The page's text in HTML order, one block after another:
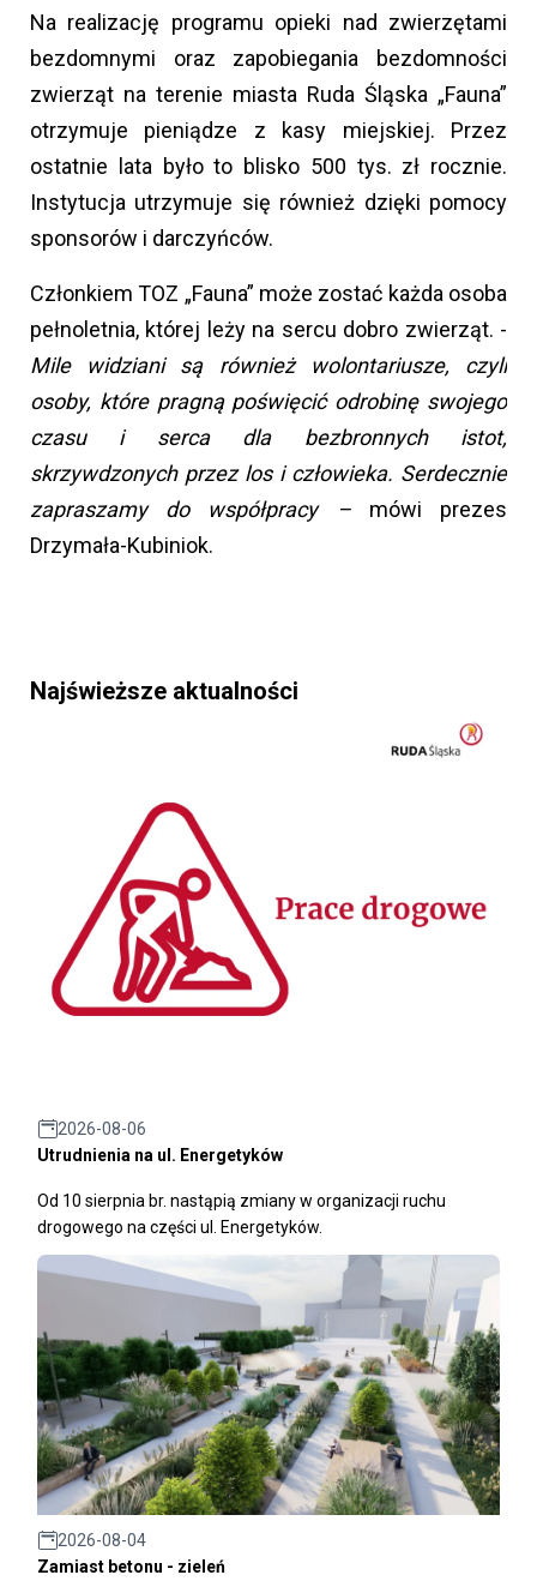
Na realizację programu opieki nad zwierzętami
bezdomnymi oraz zapobiegania bezdomności
zwierząt na terenie miasta Ruda Śląska „Fauna”
otrzymuje pieniądze z kasy miejskiej. Przez
ostatnie lata było to blisko 500 tys. zł rocznie.
Instytucja utrzymuje się również dzięki pomocy
sponsorów i darczyńców.
Członkiem TOZ „Fauna” może zostać każda osoba
pełnoletnia, której leży na sercu dobro zwierząt. -
Mile widziani są również wolontariusze, czyli
osoby, które pragną poświęcić odrobinę swojego
czasu i serca dla bezbronnych istot,
skrzywdzonych przez los i człowieka. Serdecznie
zapraszamy do współpracy –mówi prezes
Drzymała-Kubiniok.
Najświeższe aktualności
2026-08-06
Utrudnienia na ul. Energetyków
Od 10 sierpnia br. nastąpią zmiany w organizacji ruchu
drogowego na części ul. Energetyków.
2026-08-04
Zamiast betonu - zieleń